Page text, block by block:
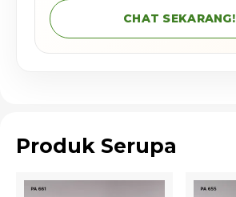
CHAT SEKARANG!
Produk Serupa